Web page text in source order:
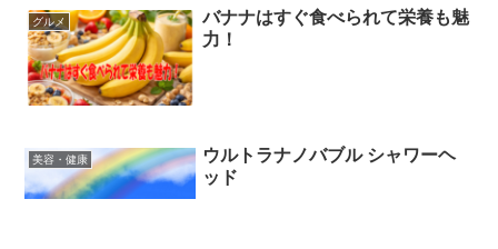
グルメ
バナナはすぐ食べられて栄養も魅
力！
美容・健康
ウルトラナノバブル シャワーヘ
ッド